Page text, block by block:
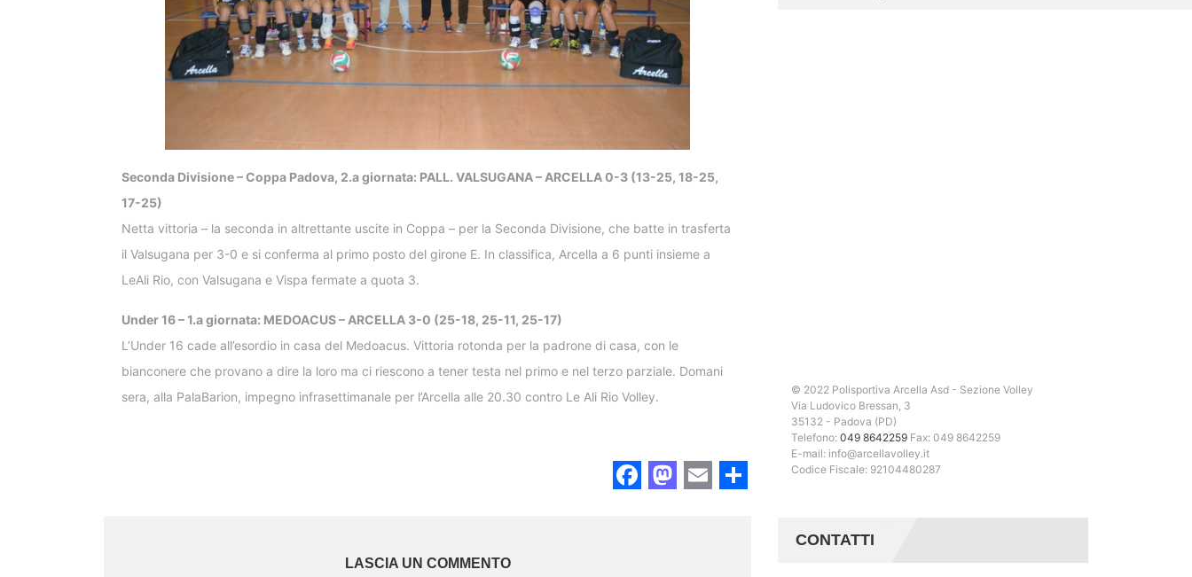
Seconda Divisione – Coppa Padova, 2.a giornata: PALL. VALSUGANA – ARCELLA 0-3 (13-25, 18-25,
17-25)
Netta vittoria – la seconda in altrettante uscite in Coppa – per la Seconda Divisione, che batte in trasferta
il Valsugana per 3-0 e si conferma al primo posto del girone E. In classifica, Arcella a 6 punti insieme a
LeAli Rio, con Valsugana e Vispa fermate a quota 3.
Under 16 – 1.a giornata: MEDOACUS – ARCELLA 3-0 (25-18, 25-11, 25-17)
L’Under 16 cade all’esordio in casa del Medoacus. Vittoria rotonda per la padrone di casa, con le
bianconere che provano a dire la loro ma ci riescono a tener testa nel primo e nel terzo parziale. Domani
sera, alla PalaBarion, impegno infrasettimanale per l’Arcella alle 20.30 contro Le Ali Rio Volley.
LASCIA UN COMMENTO
© 2022 Polisportiva Arcella Asd - Sezione Volley
Via Ludovico Bressan, 3
35132 - Padova (PD)
Telefono: 049 8642259 Fax: 049 8642259
E-mail: info@arcellavolley.it
Codice Fiscale: 92104480287
CONTATTI